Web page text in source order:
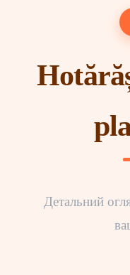
Детальний